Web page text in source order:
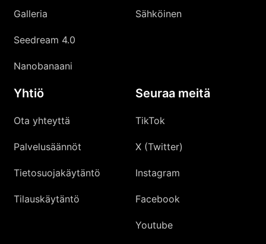
Galleria
Seedream 4.0
Nanobanaani
Sähköinen
Yhtiö
Ota yhteyttä
Palvelusäännöt
Tietosuojakäytäntö
Tilauskäytäntö
Seuraa meitä
TikTok
X (Twitter)
Instagram
Facebook
Youtube